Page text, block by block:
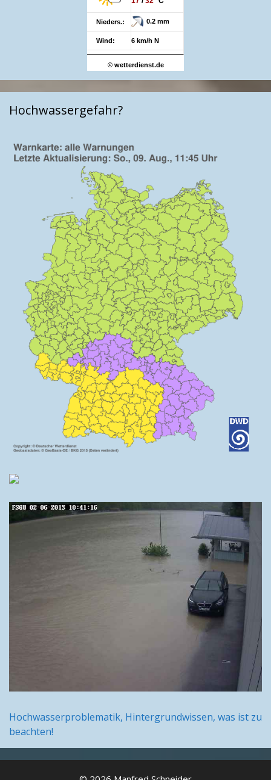
Nieders.: 0.2 mm
Wind: 6 km/h N
© wetterdienst.de
Hochwassergefahr?
Hochwasserproblematik, Hintergrundwissen, was ist zu
beachten!